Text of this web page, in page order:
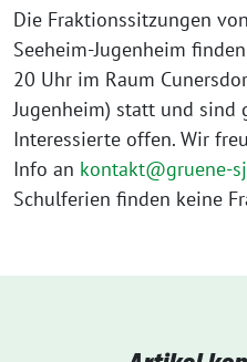
Die Fraktionssitzungen
Seeheim-Jugenheim
20 Uhr im Raum
Jugenheim) statt und sind
Interessierte offen. Wir
Info an kontakt@gruene-
Schulferien finden keine